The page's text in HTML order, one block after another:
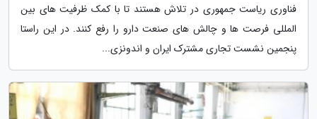
فناوری ریاست جمهوری در تلاش هستند تا با کمک ظرفیت های بین
المللی فرصت ها و چالش های صنعت دارو را رفع کنند. در این راستا
پنجمین نشست تجاری مشترک ایران و اندونزی...